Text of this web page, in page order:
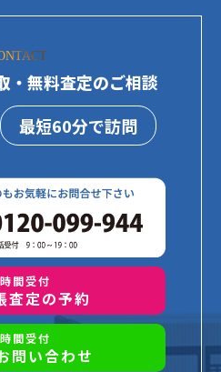
・無料査定のご相談
最短60分で訪問
間受付
査定の予約
間受付
問い合わせ